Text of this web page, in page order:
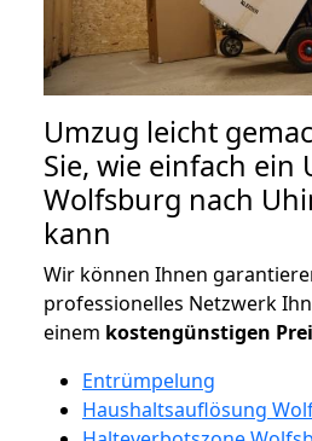
Umzug leicht
Sie, wie einfach ein
Wolfsburg nach
kann
Wir können Ihnen
professionelles Netzwerk
einem kostengünstigen
Entrümpelung
Haushaltsauflösung